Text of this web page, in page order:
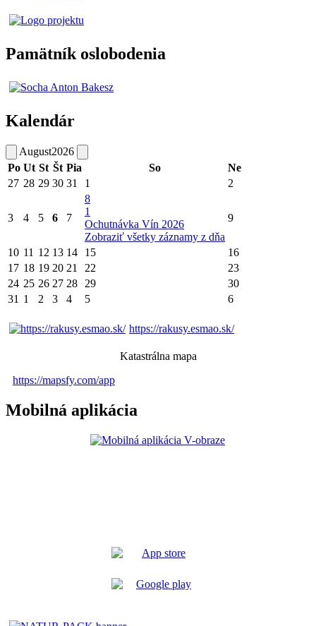
Pamätník oslobodenia
Kalendár
August2026
Po Ut St Št Pia So
Ne
27 28 29 30 31 1 2
3 4 5 6 7
8
1
Ochutnávka Vín 2026
Zobraziť všetky záznamy z dňa
9
10 11 12 13 14 15
16
17 18 19 20 21 22
23
24 25 26 27 28 29
30
31 1 2 3 4 5 6
https://rakusy.esmao.sk/
Katastrálna mapa
https://mapsfy.com/app
Mobilná aplikácia